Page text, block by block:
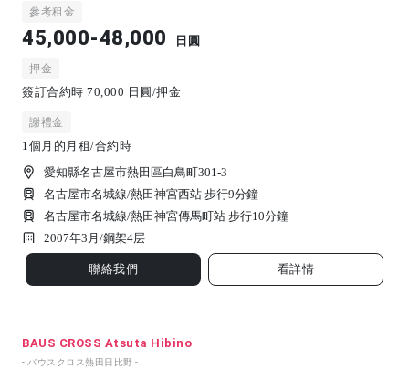
參考租金
45,000-48,000 日圓
押金
簽訂合約時 70,000 日圓/押金
謝禮金
1個月的月租/合約時
愛知縣名古屋市熱田區白鳥町301-3
名古屋市名城線/熱田神宮西站 步行9分鐘
名古屋市名城線/熱田神宮傳馬町站 步行10分鐘
2007年3月/鋼架4 层
聯絡我們 看詳情
BAUS CROSS Atsuta Hibino
- バウスクロス熱田日比野 -